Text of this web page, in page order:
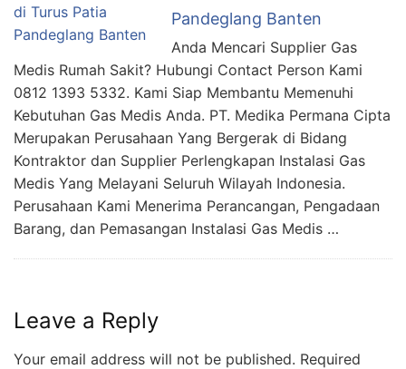
Pandeglang Banten
Anda Mencari Supplier Gas
Medis Rumah Sakit? Hubungi Contact Person Kami
0812 1393 5332. Kami Siap Membantu Memenuhi
Kebutuhan Gas Medis Anda. PT. Medika Permana Cipta
Merupakan Perusahaan Yang Bergerak di Bidang
Kontraktor dan Supplier Perlengkapan Instalasi Gas
Medis Yang Melayani Seluruh Wilayah Indonesia.
Perusahaan Kami Menerima Perancangan, Pengadaan
Barang, dan Pemasangan Instalasi Gas Medis …
Leave a Reply
Your email address will not be published. Required